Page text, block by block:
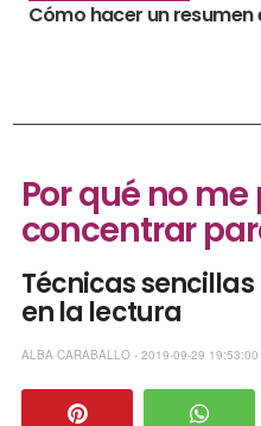
Cómo hacer un resumen
Por qué no
concentrar
Técnicas
en la lectura
ALBA CARABALLO - 2019-09-29 19:53:00